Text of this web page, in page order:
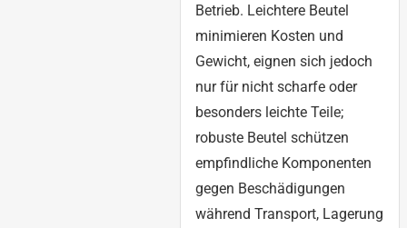
Betrieb. Leichtere Beutel
minimieren Kosten und
Gewicht, eignen sich jedoch
nur für nicht scharfe oder
besonders leichte Teile;
robuste Beutel schützen
empfindliche Komponenten
gegen Beschädigungen
während Transport, Lagerung